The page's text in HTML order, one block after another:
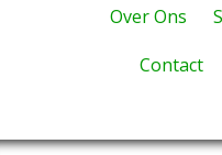
Over Ons
Contact